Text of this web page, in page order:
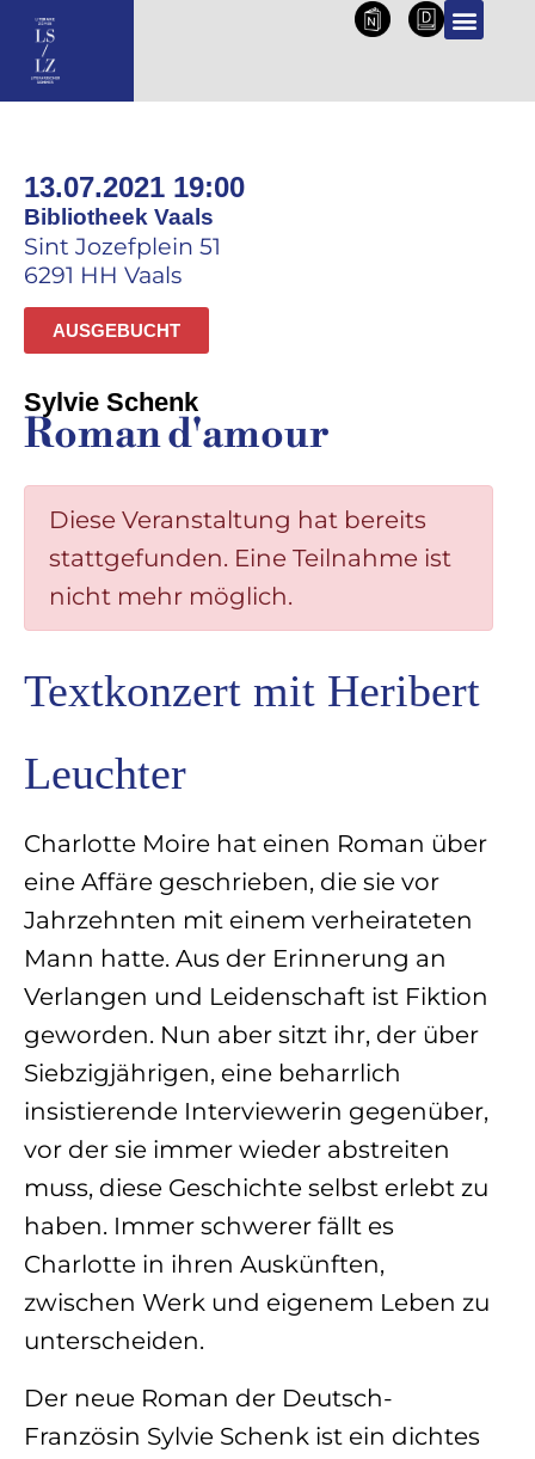
NL DE
13.07.2021 19:00
Bibliotheek Vaals
Sint Jozefplein 51
6291 HH Vaals
AUSGEBUCHT
Sylvie Schenk
Roman d'amour
Diese Veranstaltung hat bereits
stattgefunden. Eine Teilnahme ist
nicht mehr möglich.
Textkonzert mit Heribert
Leuchter
Charlotte Moire hat einen Roman über
eine Affäre geschrieben, die sie vor
Jahrzehnten mit einem verheirateten
Mann hatte. Aus der Erinnerung an
Verlangen und Leidenschaft ist Fiktion
geworden. Nun aber sitzt ihr, der über
Siebzigjährigen, eine beharrlich
insistierende Interviewerin gegenüber,
vor der sie immer wieder abstreiten
muss, diese Geschichte selbst erlebt zu
haben. Immer schwerer fällt es
Charlotte in ihren Auskünften,
zwischen Werk und eigenem Leben zu
unterscheiden.
Der neue Roman der Deutsch-
Französin Sylvie Schenk ist ein dichtes